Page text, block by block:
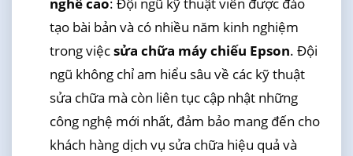
nghề cao: Đội ngũ kỹ thuật viên được đào
tạo bài bản và có nhiều năm kinh nghiệm
trong việcsửa chữa máy chiếu Epson. Đội
ngũ không chỉ am hiểu sâu về các kỹ thuật
sửa chữa mà còn liên tục cập nhật những
công nghệ mới nhất, đảm bảo mang đến cho
khách hàng dịch vụ sửa chữa hiệu quả và